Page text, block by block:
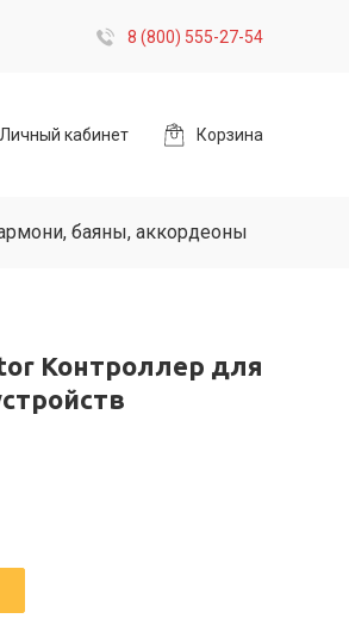
8 (800) 555-27-54
Личный кабинет Корзина
баяны, аккордеоны
Контроллер для